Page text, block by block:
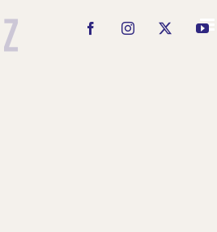
FacebookInstagram